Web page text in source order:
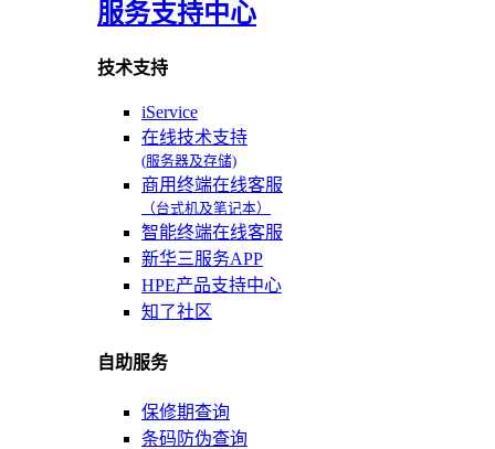
服务支持中心
技术支持
iService
在线技术支持
(服务器及存储)
商用终端在线客服
（台式机及笔记本）
智能终端在线客服
新华三服务APP
HPE产品支持中心
知了社区
自助服务
保修期查询
条码防伪查询